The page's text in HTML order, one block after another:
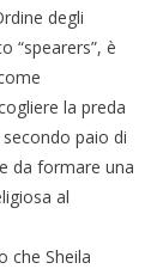
degli
“spearers”, è
la preda
secondo paio di
da formare una
al
che Sheila